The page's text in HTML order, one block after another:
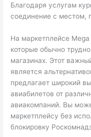
Благодаря услугам
соединение с местом,
На маркетплейсе
которые обычно
магазинах. Этот
является
предлагает широкий
авиабилетов от
авиакомпаний. Вы
маркетплейсу без
блокировку